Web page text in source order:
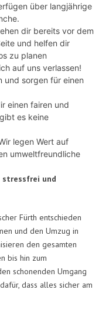
über langjährige
dir bereits vor dem
und helfen dir
zu planen
auf uns verlassen!
und sorgen für einen
einen fairen und
es keine
legen Wert auf
umweltfreundliche
stressfrei und
Fürth entschieden
und den Umzug in
den gesamten
bis hin zum
schonenden Umgang
dass alles sicher am